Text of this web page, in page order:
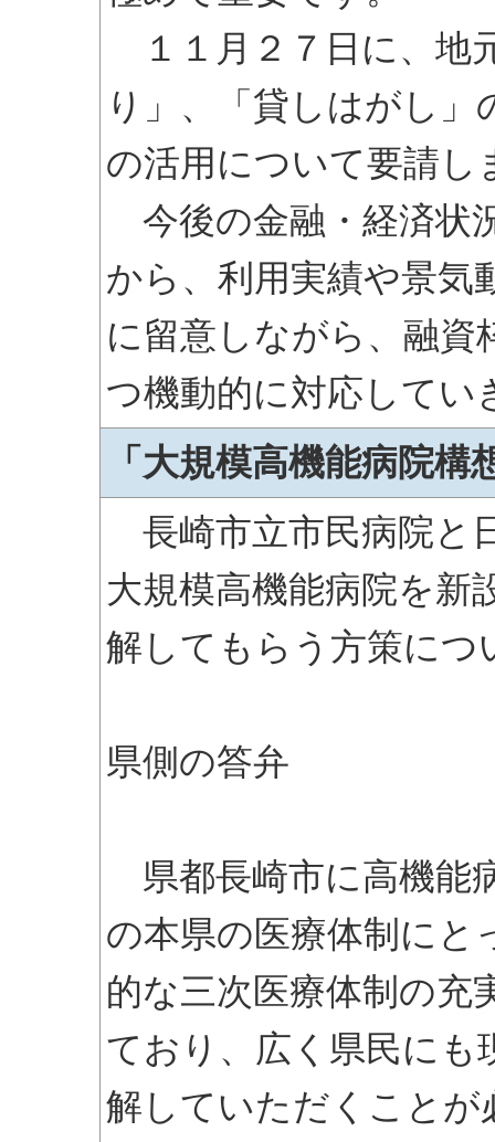
１１月２７日に、地
り」、「貸しはがし
の活用について要請し
今後の金融・経済状
から、利用実績や景気
に留意しながら、融資
つ機動的に対応してい
「大規模高機能病院構
長崎市立市民病院と
大規模高機能病院を新
解してもらう方策につ
県側の答弁
県都長崎市に高機能
の本県の医療体制にと
的な三次医療体制の充
ており、広く県民にも
解していただくこと